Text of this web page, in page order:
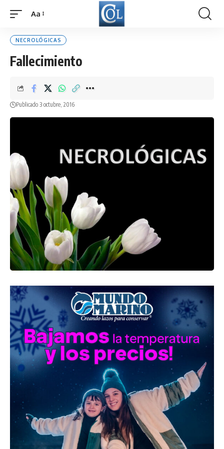
Font
Aa
NECROLÓGICAS
Fallecimiento
Publicado 3 octubre, 2016